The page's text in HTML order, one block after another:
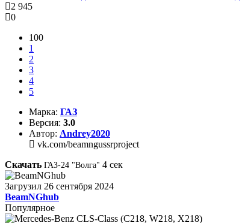
2 945
0
100
1
2
3
4
5
Марка: ГАЗ
Версия: 3.0
Автор: Andrey2020
vk.com/beamngussrproject
Скачать ГАЗ-24 "Волга" 4 сек
Загрузил 26 сентября 2024
BeamNGhub
Популярное